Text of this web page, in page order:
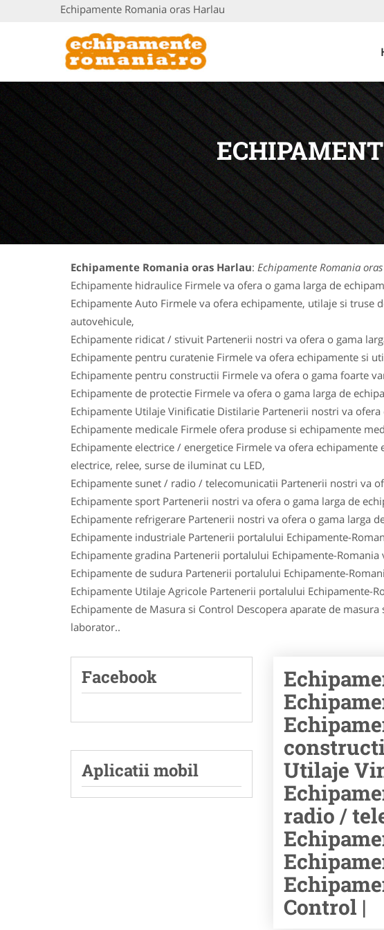
Echipamente Romania oras Harlau
Echipamente Romania oras Harlau: Echipamente Romania
Echipamente hidraulice Firmele va ofera o gama larga de
Echipamente Auto Firmele va ofera echipamente, utilaje si
autovehicule,
Echipamente ridicat / stivuit Partenerii nostri va ofera o gama
Echipamente pentru curatenie Firmele va ofera echipamente si
Echipamente pentru constructii Firmele va ofera o gama foarte
Echipamente de protectie Firmele va ofera o gama larga de
Echipamente Utilaje Vinificatie Distilarie Partenerii nostri va
Echipamente medicale Firmele ofera produse si echipamente
Echipamente electrice / energetice Firmele va ofera
electrice, relee, surse de iluminat cu LED,
Echipamente sunet / radio / telecomunicatii Partenerii nostri va
Echipamente sport Partenerii nostri va ofera o gama larga de
Echipamente refrigerare Partenerii nostri va ofera o gama larga
Echipamente industriale Partenerii portalului Echipamente-
Echipamente gradina Partenerii portalului Echipamente-
Echipamente de sudura Partenerii portalului Echipamente-
Echipamente Utilaje Agricole Partenerii portalului Echipamente-
Echipamente de Masura si Control Descopera aparate de
laborator..
Facebook
Aplicatii mobil
Utilaje
radio /
Control |